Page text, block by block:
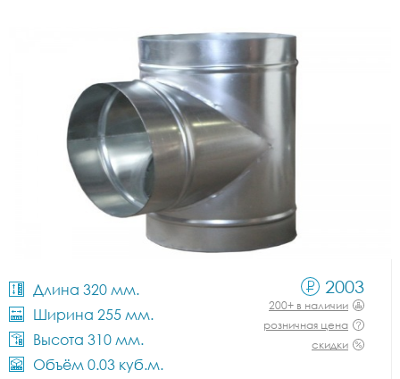
Длина 320 мм.
Ширина 255 мм.
Высота 310 мм.
Объём 0.03 куб.м.
2003
200+ в наличии
розничная цена
скидки